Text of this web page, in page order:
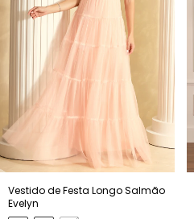
Vestido de Festa Longo Salmão
Evelyn